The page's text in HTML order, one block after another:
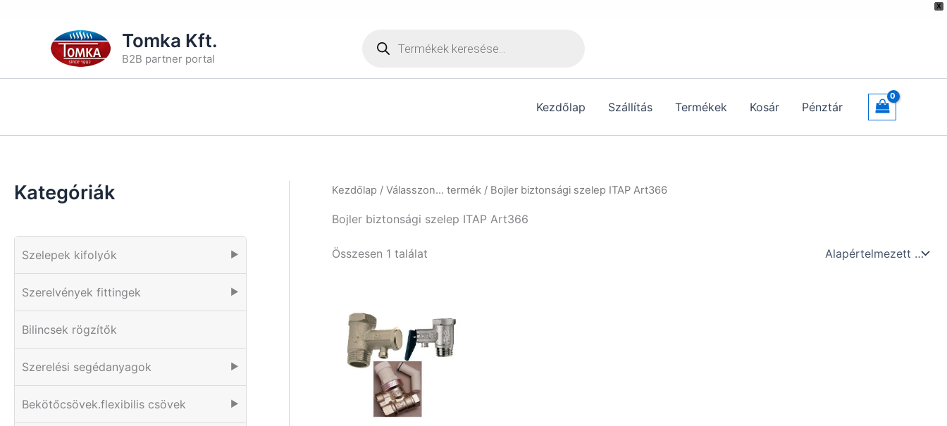
X
Tomka Kft.
B2B partner portal
search
Kezdőlap Szállítás Termékek Kosár Pénztár
Kategóriák
Szelepek kifolyók ▶
Szerelvények fittingek ▶
Bilincsek rögzítők
Szerelési segédanyagok ▶
Bekötőcsövek.flexibilis csövek ▶
Kezdőlap / Válasszon... termék / Bojler biztonsági szelep ITAP Art366
Bojler biztonsági szelep ITAP Art366
Összesen 1 találat